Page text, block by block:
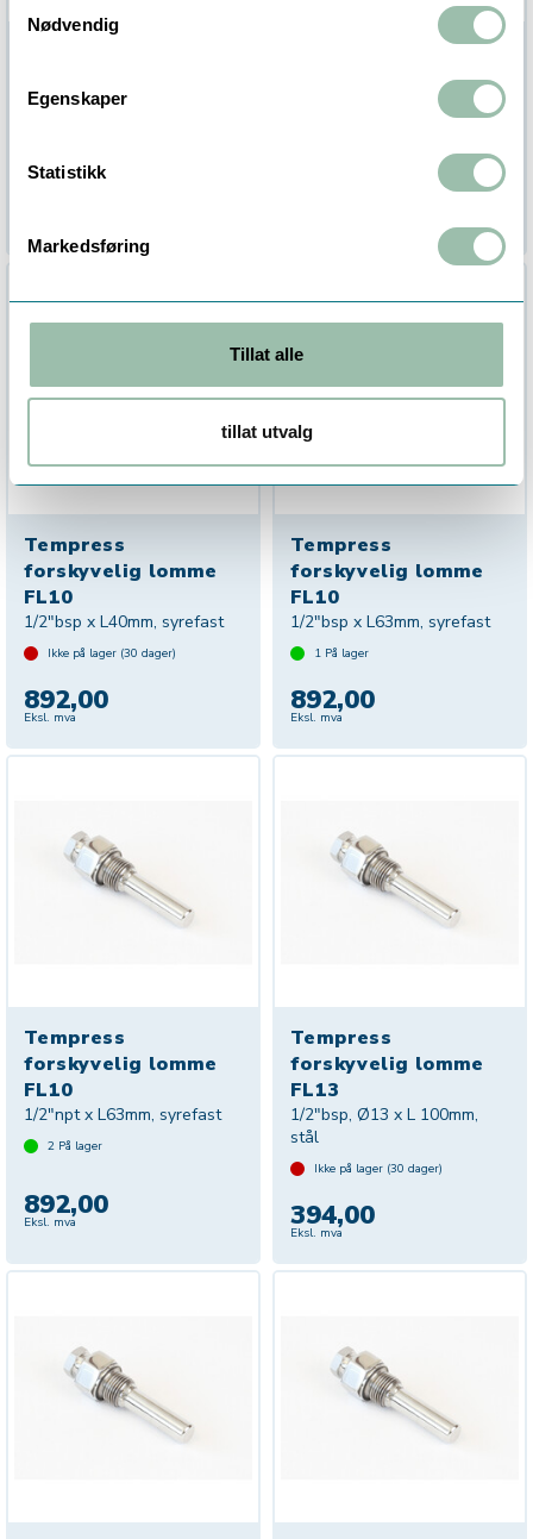
Nødvendig
Egenskaper
Statistikk
Markedsføring
Tillat alle
tillat utvalg
FL10
forskyvelig lomme
dager)
Tempress
forskyvelig lomme
FL10
1/2"bsp x L40mm, syrefast
Ikke på lager (30 dager)
892,00
Eksl. mva
Tempress
forskyvelig lomme
FL10
1/2"bsp x L63mm, syrefast
1 På lager
892,00
Eksl. mva
Tempress
forskyvelig lomme
FL10
1/2"npt x L63mm, syrefast
2 På lager
892,00
Eksl. mva
Tempress
forskyvelig lomme
FL13
1/2"bsp, Ø13 x L 100mm,
stål
Ikke på lager (30 dager)
394,00
Eksl. mva